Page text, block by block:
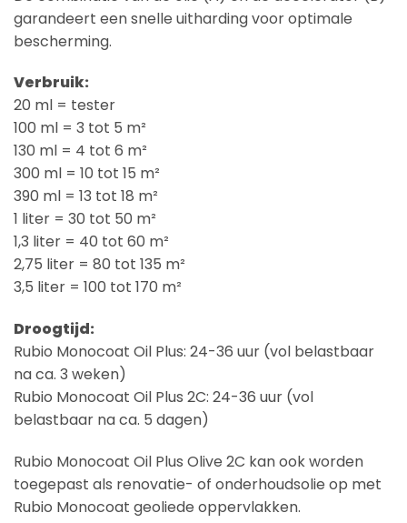
garandeert een snelle uitharding voor optimale
bescherming.
Verbruik:
20 ml = tester
100 ml = 3 tot 5 m²
130 ml = 4 tot 6 m²
300 ml = 10 tot 15 m²
390 ml = 13 tot 18 m²
1 liter = 30 tot 50 m²
1,3 liter = 40 tot 60 m²
2,75 liter = 80 tot 135 m²
3,5 liter = 100 tot 170 m²
Droogtijd:
Rubio Monocoat Oil Plus: 24-36 uur (vol belastbaar
na ca. 3 weken)
Rubio Monocoat Oil Plus 2C: 24-36 uur (vol
belastbaar na ca. 5 dagen)
Rubio Monocoat Oil Plus Olive 2C kan ook worden
toegepast als renovatie- of onderhoudsolie op met
Rubio Monocoat geoliede oppervlakken.